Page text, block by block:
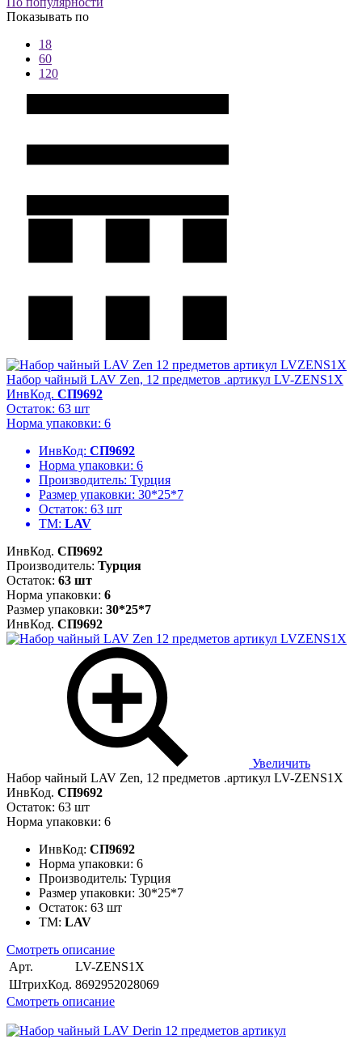
Показывать по
18
60
120
Набор чайный LAV Zen, 12 предметов .артикул LV-ZENS1X
ИнвКод. СП9692
Остаток: 63 шт
Норма упаковки: 6
ИнвКод: СП9692
Норма упаковки: 6
Производитель: Турция
Размер упаковки: 30*25*7
Остаток: 63 шт
ТМ: LAV
ИнвКод. СП9692
Производитель: Турция
Остаток: 63 шт
Норма упаковки: 6
Размер упаковки: 30*25*7
ИнвКод. СП9692
Увеличить
Набор чайный LAV Zen, 12 предметов .артикул LV-ZENS1X
ИнвКод. СП9692
Остаток: 63 шт
Норма упаковки: 6
ИнвКод: СП9692
Норма упаковки: 6
Производитель: Турция
Размер упаковки: 30*25*7
Остаток: 63 шт
ТМ: LAV
Смотреть описание
Арт.
LV-ZENS1X
ШтрихКод. 8692952028069
Смотреть описание